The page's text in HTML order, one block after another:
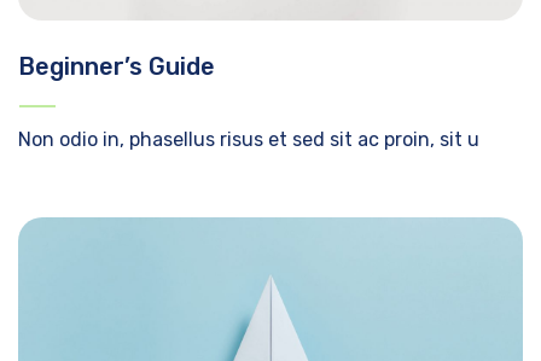
Beginner’s Guide
Non odio in, phasellus risus et sed sit ac proin, sit u